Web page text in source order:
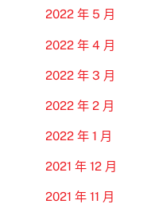
2022 年 5 月
2022 年 4 月
2022 年 3 月
2022 年 2 月
2022 年 1 月
2021 年 12 月
2021 年 11 月